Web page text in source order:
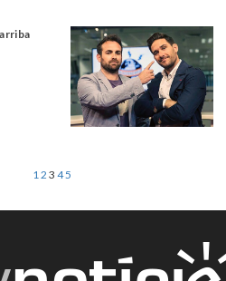
12 3 45